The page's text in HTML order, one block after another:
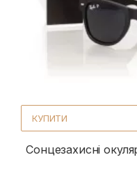
КУПИТИ
Сонцезахисні